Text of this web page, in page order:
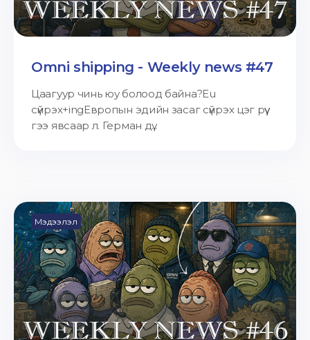
Omni shipping - Weekly news #47
Цаагуур чинь юу болоод байна?Eu
сүйрэх+ingЕвропын эдийн засаг сүйрэх цэг рүү
гээ явсаар л. Герман дү...
Мэдээлэл